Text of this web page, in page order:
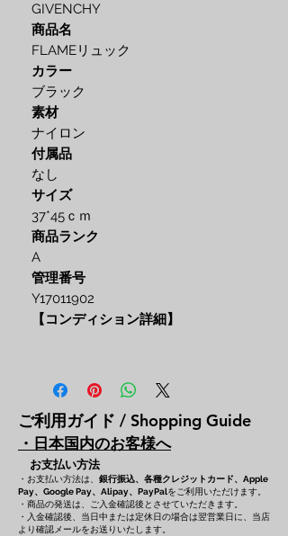
GIVENCHY
商品名
FLAMEリュック
カラー
ブラック
素材
ナイロン
付属品
なし
サイズ
37*45ｃｍ
商品ランク
A
管理番号
Y17011902
【コンディション詳細】
ご利用ガイド / Shopping Guide
・日本国内のお客様へ
お支払い方法
・お支払い方法は、 銀行振込、各種クレジットカード、 Apple
Pay、Google Pay、Alipay、PayPalをご利用いただけます。
・商品の発送は、ご入金確認後とさせていただきます。
・入金確認後、当日中または定休日の場合は翌営業日に、当店
より確認メールをお送りいたします。